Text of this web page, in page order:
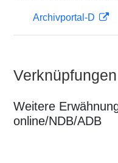
Archivportal-D
Verknüpfungen
Weitere
online/NDB/ADB